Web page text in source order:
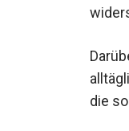
die